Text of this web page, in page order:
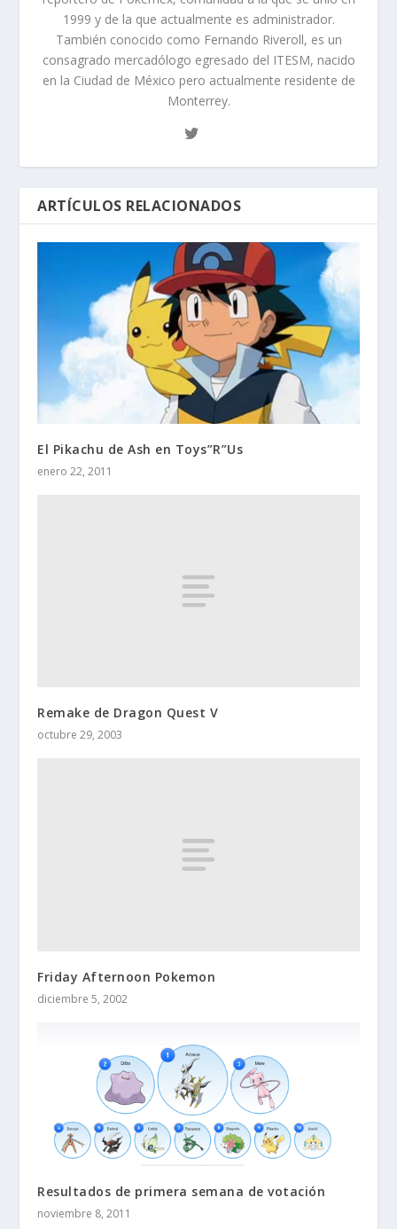
1999 y de la que actualmente es administrador.
También conocido como Fernando Riveroll, es un
consagrado mercadólogo egresado del ITESM, nacido
en la Ciudad de México pero actualmente residente de
Monterrey.
ARTÍCULOS RELACIONADOS
El Pikachu de Ash en Toys”R”Us
enero 22, 2011
Remake de Dragon Quest V
octubre 29, 2003
Friday Afternoon Pokemon
diciembre 5, 2002
Resultados de primera semana de votación
noviembre 8, 2011